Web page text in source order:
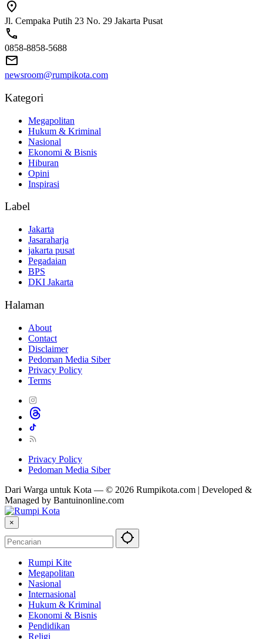
Jl. Cempaka Putih 23 No. 29 Jakarta Pusat
0858-8858-5688
newsroom@rumpikota.com
Kategori
Megapolitan
Hukum & Kriminal
Nasional
Ekonomi & Bisnis
Hiburan
Opini
Inspirasi
Label
Jakarta
Jasaraharja
jakarta pusat
Pegadaian
BPS
DKI Jakarta
Halaman
About
Contact
Disclaimer
Pedoman Media Siber
Privacy Policy
Terms
Privacy Policy
Pedoman Media Siber
Dari Warga untuk Kota — © 2026 Rumpikota.com | Developed &
Managed by Bantuinonline.com
×
Rumpi Kite
Megapolitan
Nasional
Internasional
Hukum & Kriminal
Ekonomi & Bisnis
Pendidikan
Religi